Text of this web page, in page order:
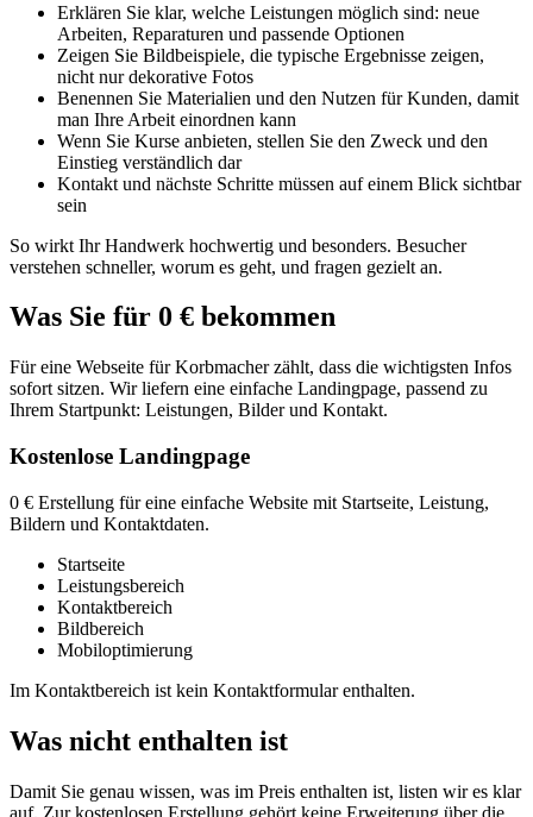
Erklären Sie klar, welche Leistungen möglich sind: neue
Arbeiten, Reparaturen und passende Optionen
Zeigen Sie Bildbeispiele, die typische Ergebnisse zeigen,
nicht nur dekorative Fotos
Benennen Sie Materialien und den Nutzen für Kunden, damit
man Ihre Arbeit einordnen kann
Wenn Sie Kurse anbieten, stellen Sie den Zweck und den
Einstieg verständlich dar
Kontakt und nächste Schritte müssen auf einem Blick sichtbar
sein
So wirkt Ihr Handwerk hochwertig und besonders. Besucher
verstehen schneller, worum es geht, und fragen gezielt an.
Was Sie für 0 € bekommen
Für eine Webseite für Korbmacher zählt, dass die wichtigsten Infos
sofort sitzen. Wir liefern eine einfache Landingpage, passend zu
Ihrem Startpunkt: Leistungen, Bilder und Kontakt.
Kostenlose Landingpage
0 € Erstellung für eine einfache Website mit Startseite, Leistung,
Bildern und Kontaktdaten.
Startseite
Leistungsbereich
Kontaktbereich
Bildbereich
Mobiloptimierung
Im Kontaktbereich ist kein Kontaktformular enthalten.
Was nicht enthalten ist
Damit Sie genau wissen, was im Preis enthalten ist, listen wir es klar
auf. Zur kostenlosen Erstellung gehört keine Erweiterung über die